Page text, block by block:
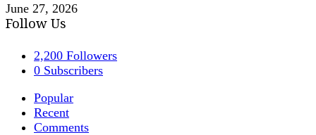
June 27, 2026
Follow Us
2,200 Followers
0 Subscribers
Popular
Recent
Comments